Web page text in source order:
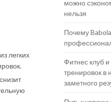
легких
можно
нельзя
Почему
Фитнес клуб
тренировок в
заметного